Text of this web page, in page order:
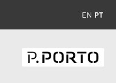
EN PT